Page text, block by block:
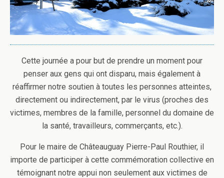
Cette journée a pour but de prendre un moment pour
penser aux gens qui ont disparu, mais également à
réaffirmer notre soutien à toutes les personnes atteintes,
directement ou indirectement, par le virus (proches des
victimes, membres de la famille, personnel du domaine de
la santé, travailleurs, commerçants, etc.).
Pour le maire de Châteauguay Pierre-Paul Routhier, il
importe de participer à cette commémoration collective en
témoignant notre appui non seulement aux victimes de